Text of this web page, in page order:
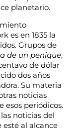
planetario.
es en 1835 la
Grupos de
de un penique,
de dólar
dos años
Su materia
noticias
esos periódicos.
noticias del
al alcance